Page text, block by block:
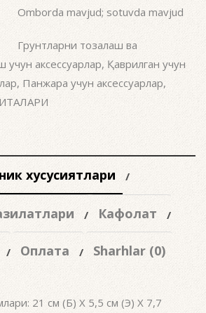
Omborda mavjud; sotuvda mavjud
Грунтларни тозалаш ва
аксессуарлар, Қаврилган учун
, Панжара учун аксессуарлар,
хусусиятлари
Кафолат
Оплата Sharhlar (0)
21 см (Б) X 5,5 см (Э) X 7,7